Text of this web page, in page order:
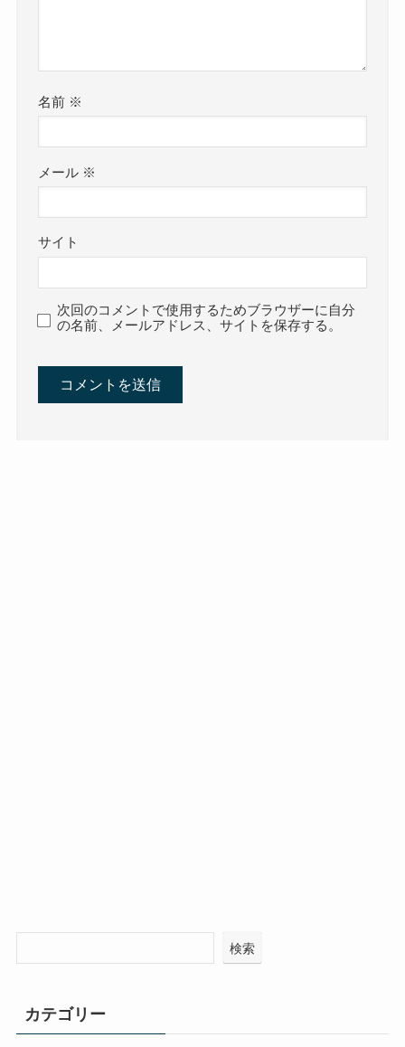
名前 ※
メール ※
サイト
次回のコメントで使用するためブラウザーに自分
の名前、メールアドレス、サイトを保存する。
検索
カテゴリー